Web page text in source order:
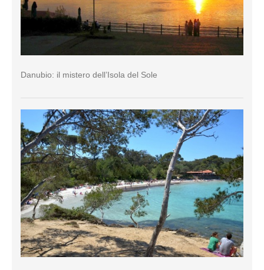
Danubio: il mistero dell’Isola del Sole